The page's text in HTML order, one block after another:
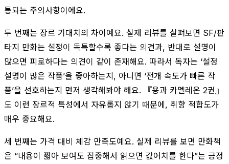
통되는 주의사항이에요.
두 번째는 장르 기대치의 차이예요. 실제 리뷰를 살펴보면 SF/판
타지 만화는 설정이 독특할수록 좋다는 의견과, 반대로 설명이
많으면 피로하다는 의견이 같이 존재해요. 따라서 독자는 ‘설정
설명이 많은 작품’을 좋아하는지, 아니면 ‘전개 속도가 빠른 작
품’을 선호하는지 먼저 생각해봐야 해요. 『용과 카멜레온 2권』
도 이런 장르적 특성에서 자유롭지 않기 때문에, 취향 적합도가
매우 중요해요.
세 번째는 가격 대비 체감 만족도예요. 실제 리뷰를 보면 만화책
은 “내용이 짧아 보여도 집중해서 읽으면 값어치를 한다”는 긍정